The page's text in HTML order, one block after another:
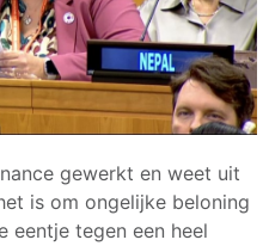
gewerkt en weet uit
is om ongelijke beloning
eentje tegen een heel